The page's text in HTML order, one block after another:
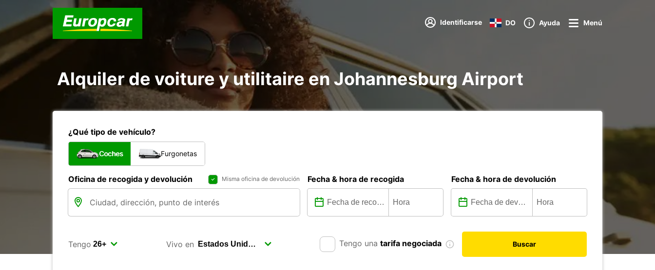
Identificarse DO Ayuda Menú
Alquiler de voiture y utilitaire en Johannesburg Airport
¿Qué tipo de vehículo?
Coches Furgonetas
Oficina de recogida y devolución Misma oficina de devolución Fecha & hora de recogida Fecha & hora de devolución
Tengo Vivo en Tengo una tarifa negociada Buscar